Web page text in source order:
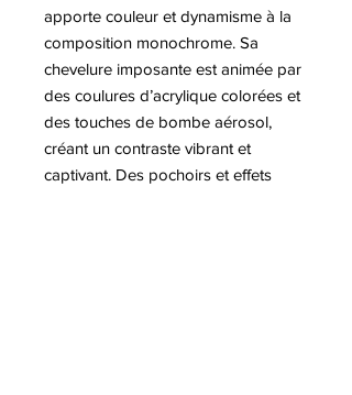
apporte couleur et dynamisme à la
composition monochrome. Sa
chevelure imposante est animée par
des coulures d’acrylique colorées et
des touches de bombe aérosol,
créant un contraste vibrant et
captivant. Des pochoirs et effets